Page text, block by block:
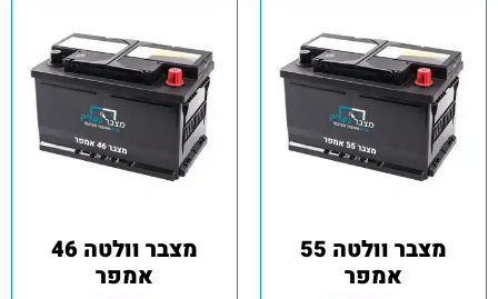
מצבר וולטה 55
אמפר
מצבר וולטה 46
אמפר